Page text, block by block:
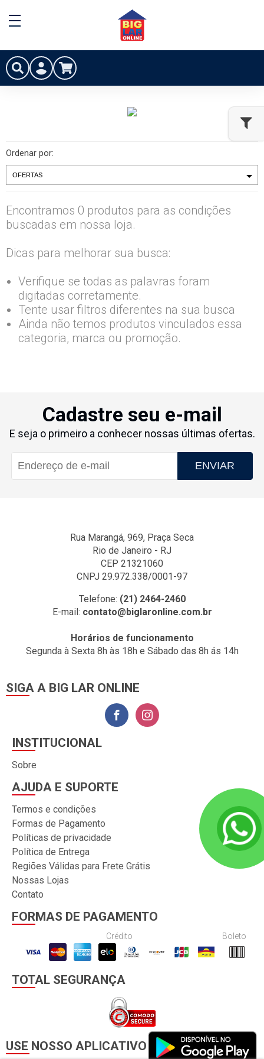
Ordenar por:
Encontramos 0 produtos para as condições
buscadas em nossa loja.
Dicas para melhorar sua busca:
Verifique se todas as palavras foram
digitadas corretamente.
Tente usar filtros diferentes na sua busca
Ainda não temos produtos vinculados essa
categoria, marca ou promoção.
Cadastre seu e-mail
E seja o primeiro a conhecer nossas últimas ofertas.
ENVIAR
Rua Marangá, 969, Praça Seca
Rio de Janeiro - RJ
CEP 21321060
CNPJ 29.972.338/0001-97
Telefone: (21) 2464-2460
E-mail: contato@biglaronline.com.br
Horários de funcionamento
Segunda à Sexta 8h às 18h e Sábado das 8h ás 14h
SIGA A BIG LAR ONLINE
INSTITUCIONAL
Sobre
AJUDA E SUPORTE
Termos e condições
Formas de Pagamento
Políticas de privacidade
Política de Entrega
Regiões Válidas para Frete Grátis
Nossas Lojas
Contato
FORMAS DE PAGAMENTO
Crédito Boleto
TOTAL SEGURANÇA
USE NOSSO APLICATIVO